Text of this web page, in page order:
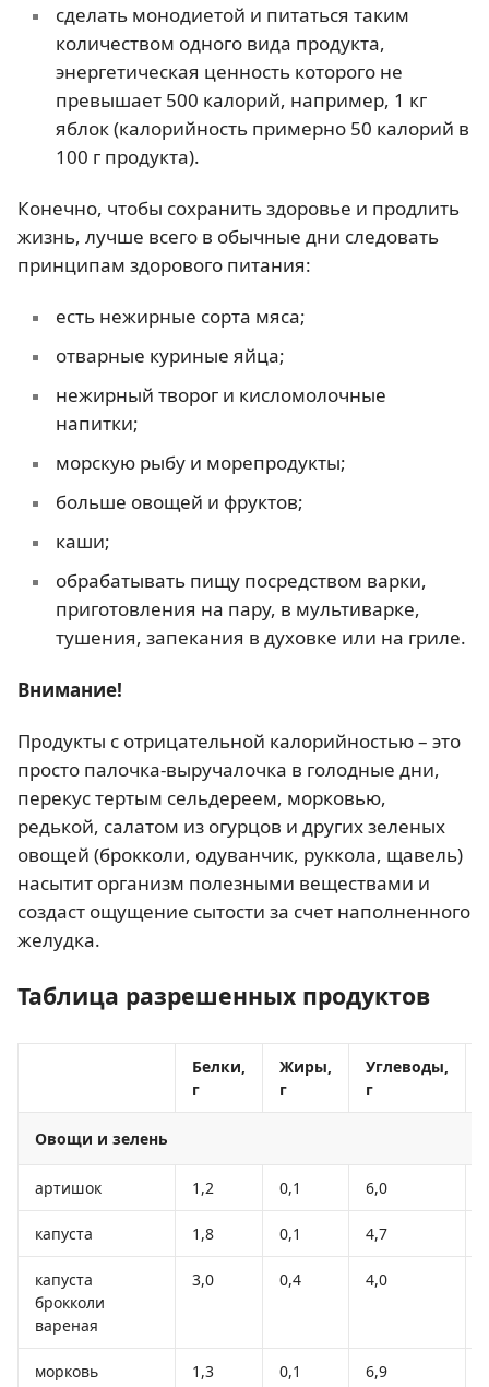
сделать монодиетой и питаться таким
количеством одного вида продукта,
энергетическая ценность которого не
превышает 500 калорий, например, 1 кг
яблок (калорийность примерно 50 калорий в
100 г продукта).
Конечно, чтобы сохранить здоровье и продлить
жизнь, лучше всего в обычные дни следовать
принципам здорового питания:
есть нежирные сорта мяса;
отварные куриные яйца;
нежирный творог и кисломолочные
напитки;
морскую рыбу и морепродукты;
больше овощей и фруктов;
каши;
обрабатывать пищу посредством варки,
приготовления на пару, в мультиварке,
тушения, запекания в духовке или на гриле.
Внимание!
Продукты с отрицательной калорийностью – это
просто палочка-выручалочка в голодные дни,
перекус тертым сельдереем, морковью,
редькой, салатом из огурцов и других зеленых
овощей (брокколи, одуванчик, руккола, щавель)
насытит организм полезными веществами и
создаст ощущение сытости за счет наполненного
желудка.
Таблица разрешенных продуктов
Белки,
г
Жиры,
г
Углеводы,
г
Овощи и зелень
артишок 1,2 0,1 6,0
капуста 1,8 0,1 4,7
капуста
брокколи
вареная
3,0 0,4 4,0
морковь 1,3 0,1 6,9